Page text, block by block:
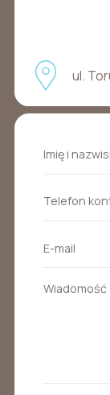
ul.